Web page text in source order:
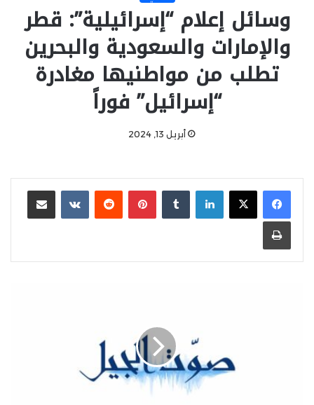
وسائل إعلام “إسرائيلية”: قطر
والإمارات والسعودية والبحرين
تطلب من مواطنيها مغادرة
“إسرائيل” فوراً
أبريل 13, 2024
لينكدإن بينتيريست
طباعة